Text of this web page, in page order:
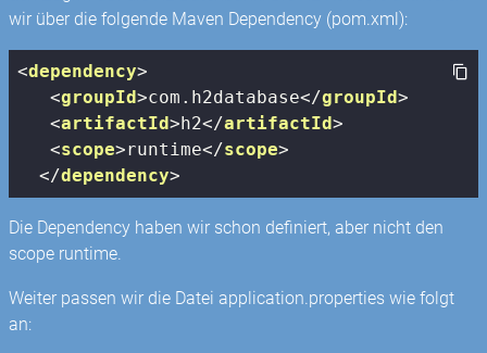
wir über die folgende Maven Dependency (pom.xml):
<dependency>
<groupId>com.h2database</groupId>
<artifactId>h2</artifactId>
<scope>runtime</scope>
</dependency>
Die Dependency haben wir schon definiert, aber nicht den
scope runtime.
Weiter passen wir die Datei application.properties wie folgt
an: